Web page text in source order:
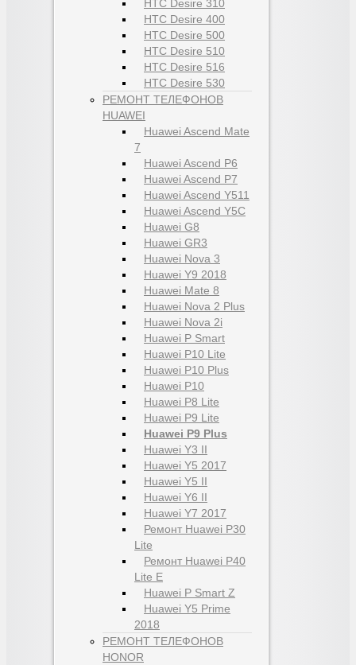
HTC Desire 310
HTC Desire 400
HTC Desire 500
HTC Desire 510
HTC Desire 516
HTC Desire 530
РЕМОНТ ТЕЛЕФОНОВ
HUAWEI
Huawei Ascend Mate
7
Huawei Ascend P6
Huawei Ascend P7
Huawei Ascend Y511
Huawei Ascend Y5C
Huawei G8
Huawei GR3
Huawei Nova 3
Huawei Y9 2018
Huawei Mate 8
Huawei Nova 2 Plus
Huawei Nova 2i
Huawei P Smart
Huawei P10 Lite
Huawei P10 Plus
Huawei P10
Huawei P8 Lite
Huawei P9 Lite
Huawei P9 Plus
Huawei Y3 II
Huawei Y5 2017
Huawei Y5 II
Huawei Y6 II
Huawei Y7 2017
Ремонт Huawei P30
Lite
Ремонт Huawei P40
Lite E
Huawei P Smart Z
Huawei Y5 Prime
2018
РЕМОНТ ТЕЛЕФОНОВ
HONOR